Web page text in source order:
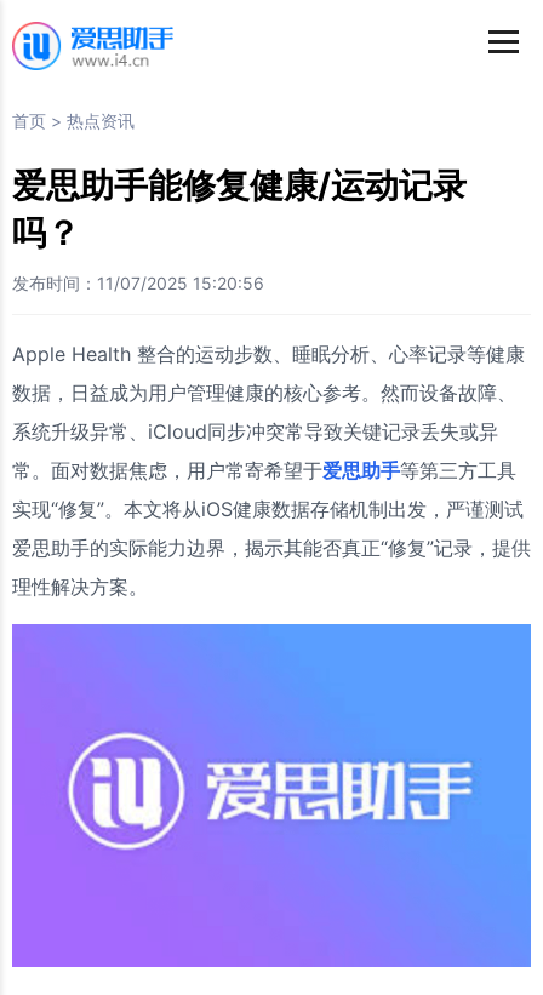
首页 > 热点资讯
爱思助手能修复健康/运动记录
吗？
发布时间：11/07/2025 15:20:56
Apple Health 整合的运动步数、睡眠分析、心率记录等健康
数据，日益成为用户管理健康的核心参考。然而设备故障、
系统升级异常、iCloud同步冲突常导致关键记录丢失或异
常。面对数据焦虑，用户常寄希望于爱思助手等第三方工具
实现“修复”。本文将从iOS健康数据存储机制出发，严谨测试
爱思助手的实际能力边界，揭示其能否真正“修复”记录，提供
理性解决方案。